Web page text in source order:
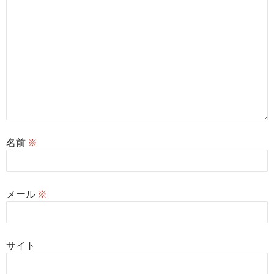
名前 ※
メール ※
サイト